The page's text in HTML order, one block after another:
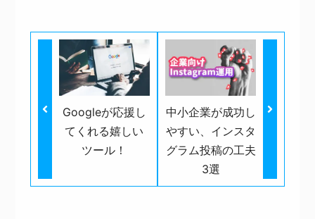
Googleが応援し
てくれる嬉しい
ツール！
中小企業が成功し
やすい、インスタ
グラム投稿の工夫
3選